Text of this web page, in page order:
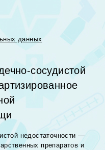
данных
сосудистой
недостаточности —
препаратов и